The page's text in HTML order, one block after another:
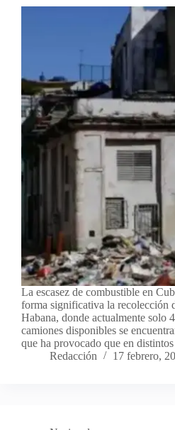
La escasez de combustible en
forma significativa la recolección
Habana, donde actualmente solo
camiones disponibles se
que ha provocado que en
Redacción
17 febrero,